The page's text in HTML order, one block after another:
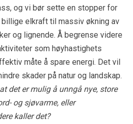
og vi bør sette en stopper for
elkraft til massiv økning av
og lignende. Å begrense videre
som høyhastighets
måte å spare energi. Det vil
skader på natur og landskap.
det er mulig å unngå nye, store
og sjøvarme, eller
kaller det?